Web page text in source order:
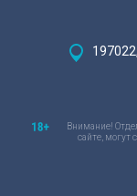
Внимание!
сайте, могут